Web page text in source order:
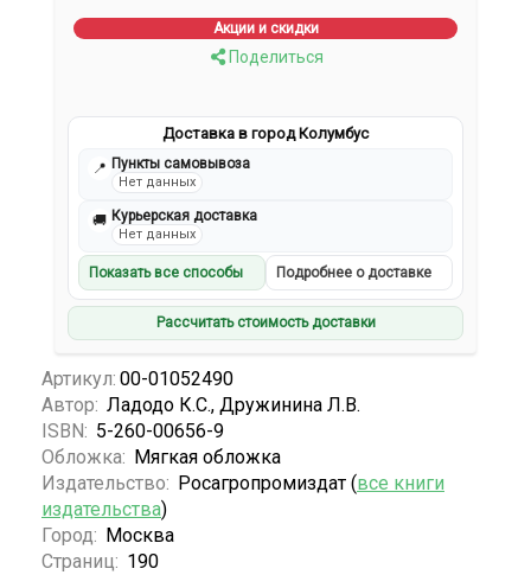
Акции и скидки
Поделиться
Доставка в город Колумбус
📍 Пункты самовывоза
Нет данных
🚚 Курьерская доставка
Нет данных
Показать все способы Подробнее о доставке
Рассчитать стоимость доставки
Артикул: 00-01052490
Автор: Ладодо К.С., Дружинина Л.В.
ISBN: 5-260-00656-9
Обложка: Мягкая обложка
Издательство: Росагропромиздат (все книги
издательства)
Город: Москва
Страниц: 190